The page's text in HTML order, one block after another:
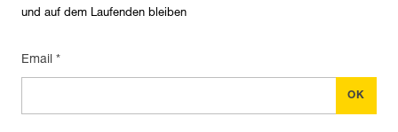
und auf dem Laufenden bleiben
Email *